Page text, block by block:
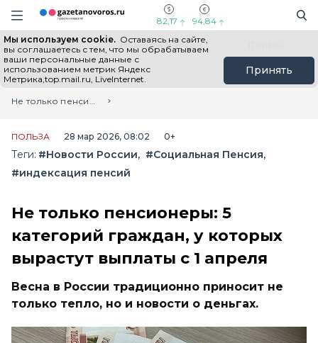
Информационный портал "ГазетаНоворос.ру"
Навигация сайта
82,17 94,84
Мы используем cookie. Оставаясь на сайте,
вы соглашаетесь с тем, что мы обрабатываем
ваши персональные данные с
использованием метрик Яндекс
Метрика,top.mail.ru, LiveInternet.
Принять
Все новости Новости России
Главная
Лента новостей
Не только пенсионеры: 5 категорий граждан, у которых вырастут выплаты с 1 апреля
ПОЛЬЗА 28 мар 2026, 08:02 0+
Теги: #Новости России
#Социальная Пенсия
#индексация пенсий
Не только пенсионеры: 5
категорий граждан, у которых
вырастут выплаты с 1 апреля
Весна в России традиционно приносит не
только тепло, но и новости о деньгах.